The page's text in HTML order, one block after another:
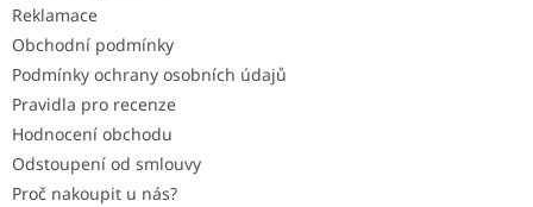
Reklamace
Obchodní podmínky
Podmínky ochrany osobních údajů
Pravidla pro recenze
Hodnocení obchodu
Odstoupení od smlouvy
Proč nakoupit u nás?